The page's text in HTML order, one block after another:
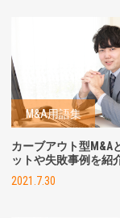
M&A用語集
カーブアウト型M&A
ットや失敗事例を紹
2021.7.30